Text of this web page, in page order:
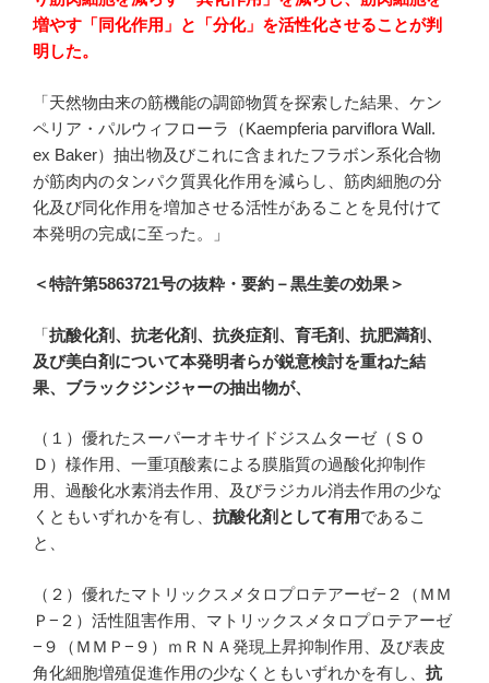
増やす「同化作用」と「分化」を活性化させることが判
明した。
「天然物由来の筋機能の調節物質を探索した結果、ケン
ペリア・パルウィフローラ（Kaempferia parviflora Wall.
ex Baker）抽出物及びこれに含まれたフラボン系化合物
が筋肉内のタンパク質異化作用を減らし、筋肉細胞の分
化及び同化作用を増加させる活性があることを見付けて
本発明の完成に至った。」
＜特許第5863721号の抜粋・要約－黒生姜の効果＞
「抗酸化剤、抗老化剤、抗炎症剤、育毛剤、抗肥満剤、
及び美白剤について本発明者らが鋭意検討を重ねた結
果、ブラックジンジャーの抽出物が、
（１）優れたスーパーオキサイドジスムターゼ（ＳＯ
Ｄ）様作用、一重項酸素による膜脂質の過酸化抑制作
用、過酸化水素消去作用、及びラジカル消去作用の少な
くともいずれかを有し、 抗酸化剤として有用であるこ
と、
（２）優れたマトリックスメタロプロテアーゼ−２（ＭＭ
Ｐ−２）活性阻害作用、マトリックスメタロプロテアーゼ
−９（ＭＭＰ−９）ｍＲＮＡ発現上昇抑制作用、及び表皮
角化細胞増殖促進作用の少なくともいずれかを有し、 抗